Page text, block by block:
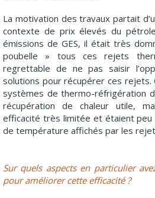
La motivation des travaux partait
contexte de prix élevés du
émissions de GES, il était très
poubelle » tous ces rejets
regrettable de ne pas saisir
solutions pour récupérer ces
systèmes de thermo-réfrigération
récupération de chaleur utile,
efficacité très limitée et étaient peu
de température affichés par les
Sur quels aspects en particulier
pour améliorer cette efficacité ?